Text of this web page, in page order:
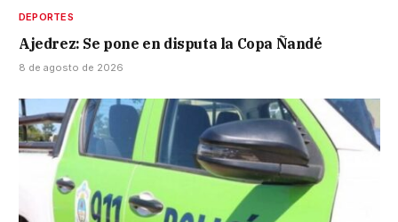
DEPORTES
Ajedrez: Se pone en disputa la Copa Ñandé
8 de agosto de 2026